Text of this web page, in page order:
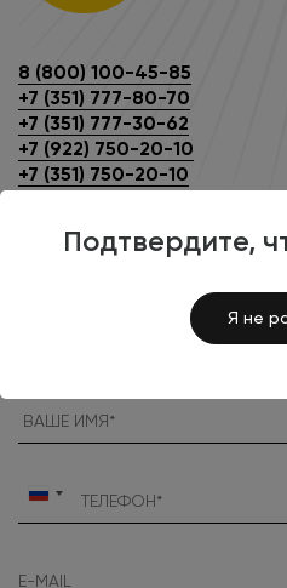
Подтвердите,
Я не
8 (800) 100-45-85
+7 (351) 777-80-70
+7 (351) 777-30-62
+7 (922) 750-20-10
+7 (351) 750-20-10
Россия